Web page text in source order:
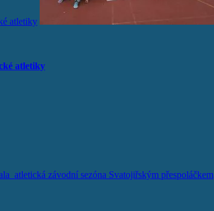
atletiky
atletiky
atletická závodní sezóna Svatojiřským přespoláčkem